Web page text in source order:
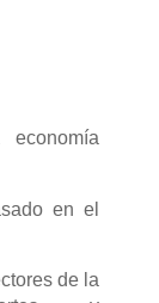
en el
de la